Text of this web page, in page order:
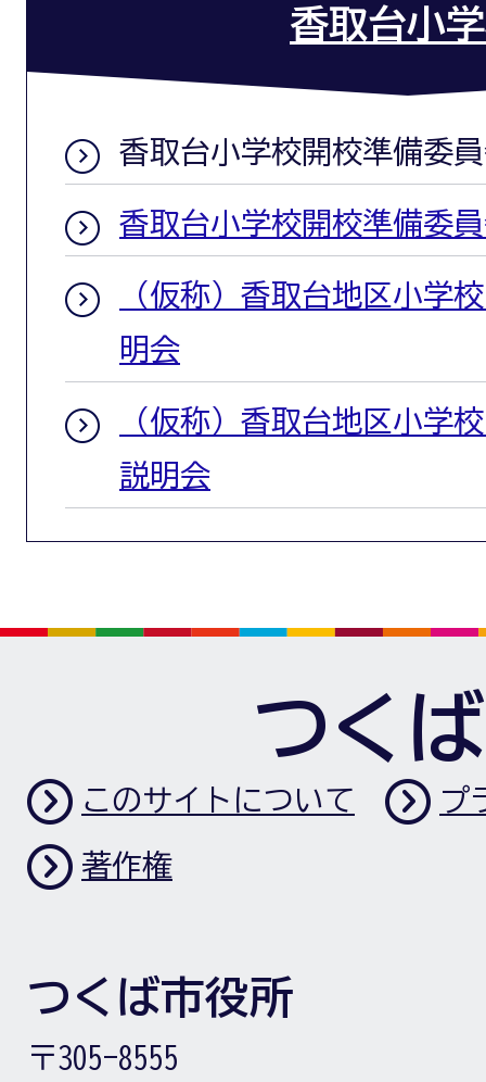
香取台小
香取台小学校開校準備委
香取台小学校開校準備委
（仮称）香取台地区小学
明会
（仮称）香取台地区小学
説明会
つく
このサイトについて プ
著作権
つくば市役所
〒305-8555